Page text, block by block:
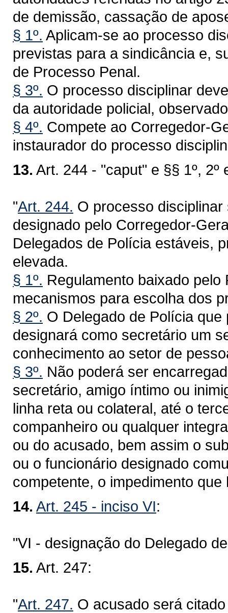
de demissão, cassação de
§ 1º. Aplicam-se ao processo
previstas para a sindicância e,
de Processo Penal.
§ 3º. O processo disciplinar
da autoridade policial,
§ 4º. Compete ao Corregedor-
instaurador do processo
13. Art. 244 - "caput" e §§ 1º,
"Art. 244. O processo
designado pelo Corregedor-
Delegados de Polícia estáveis,
elevada.
§ 1º. Regulamento baixado
mecanismos para escolha dos
§ 2º. O Delegado de Polícia
designará como secretário um
conhecimento ao setor de
§ 3º. Não poderá ser
secretário, amigo íntimo ou
linha reta ou colateral, até o
companheiro ou qualquer
ou do acusado, bem assim o
ou o funcionário designado
competente, o impedimento que
14. Art. 245 - inciso VI:
"VI - designação do Delegado
15. Art. 247:
"Art. 247. O acusado será